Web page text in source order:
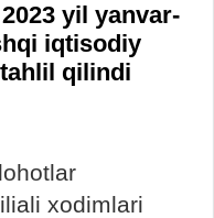
yil yanvar-
iqtisodiy
qilindi
xodimlari